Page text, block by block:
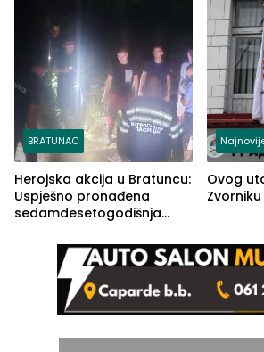
BRATUNAC
Herojska akcija u Bratuncu:
Uspješno pronađena
sedamdesetogodišnja
Kravice.
Ovog
Zvorniku